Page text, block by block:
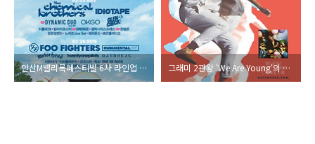
안산M밸리록페스티벌 6차 라인업 발표 그래미 2관왕 'We Are Young'의 주인공 Fun.의 보컬 '네이트루스' 내한공연